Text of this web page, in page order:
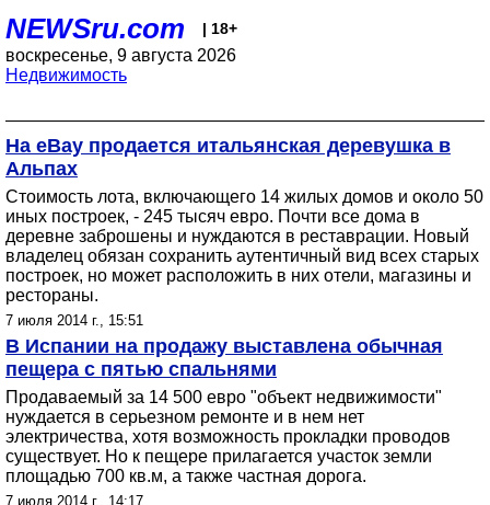
NEWSru.com | 18+
воскресенье, 9 августа 2026
Недвижимость
На eBay продается итальянская деревушка в
Альпах
Стоимость лота, включающего 14 жилых домов и около 50
иных построек, - 245 тысяч евро. Почти все дома в
деревне заброшены и нуждаются в реставрации. Новый
владелец обязан сохранить аутентичный вид всех старых
построек, но может расположить в них отели, магазины и
рестораны.
7 июля 2014 г., 15:51
В Испании на продажу выставлена обычная
пещера с пятью спальнями
Продаваемый за 14 500 евро "объект недвижимости"
нуждается в серьезном ремонте и в нем нет
электричества, хотя возможность прокладки проводов
существует. Но к пещере прилагается участок земли
площадью 700 кв.м, а также частная дорога.
7 июля 2014 г., 14:17